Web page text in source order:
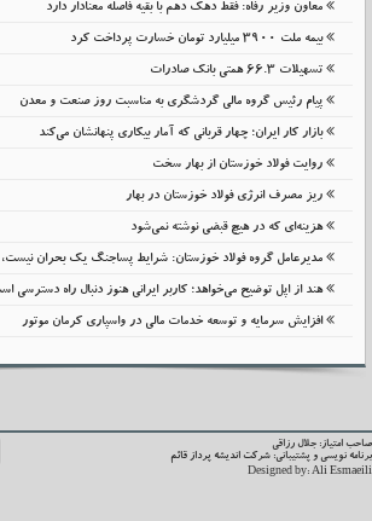
معاون وزیر رفاه: فقط دهک دهم با بقیه فاصله معنادار دارد
بیمه ملت 3900 میلیارد تومان خسارت پرداخت کرد
تسهیلات 66.3 همتی بانک صادرات
پیام رئیس گروه مالی گردشگری به مناسبت روز صنعت و معدن
بازار کار ایران؛ چهار قربانی که آمار بیکاری پنهانشان می‌کند
روایت فولاد خوزستان از بهار سخت
ریز مصرف انرژی فولاد خوزستان در بهار
هزینه‌ای که در هیچ قبضی نوشته نمی‌شود
مدیرعامل گروه فولاد خوزستان: شرایط پساجنگ یک بحران
هند از اپل توضیح می‌خواهد؛ کاربر ایرانی هنوز دنبال راه دسترسی
افزایش سرمایه و توسعه خدمات مالی در واسپاری کرمان موتور
امتیاز: جلال رزاقی
نویسی و پشتیبانی: شرکت اندیشه پرداز قائم
Designed by: Ali